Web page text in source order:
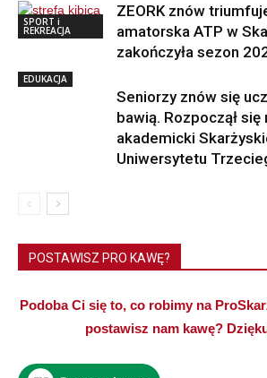
SPORT i
REKREACJA
ZEORK znów
amatorska ATP w
zakończyła sezon
EDUKACJA
Seniorzy znów się
bawią. Rozpoczął się
akademicki
Uniwersytetu
POSTAWISZ PRO KAWĘ?
Podoba Ci się to, co robimy na
postawisz nam kawę?